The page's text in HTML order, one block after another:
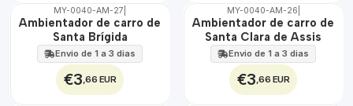
🇵🇹
MY-0040-AM-27
Ambientador de carro de
Santa Brígida
Envio de 1 a 3 dias
€3 ,66 EUR
🇵🇹
100%
MY-0040-AM-26
Ambientador de carro de
Santa Clara de Assis
Envio de 1 a 3 dias
€3 ,66 EUR